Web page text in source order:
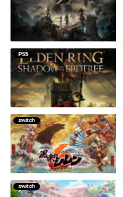
PS5
switch
switch